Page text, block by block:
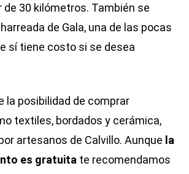
de 30 kilómetros. También se
de Gala, una de las pocas
sí tiene costo si se desea
la posibilidad de comprar
textiles, bordados y cerámica,
artesanos de Calvillo. Aunque la
es gratuita te recomendamos